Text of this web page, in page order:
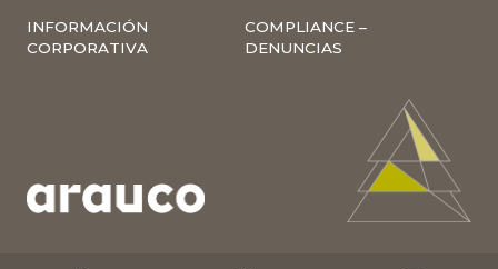
INFORMACIÓN
CORPORATIVA
COMPLIANCE –
DENUNCIAS